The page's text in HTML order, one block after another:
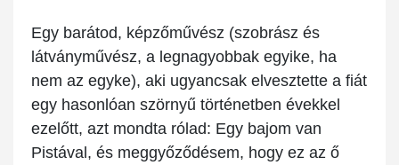
Egy barátod, képzőművész (szobrász és
látványművész, a legnagyobbak egyike, ha
nem az egyke), aki ugyancsak elvesztette a fiát
egy hasonlóan szörnyű történetben évekkel
ezelőtt, azt mondta rólad: Egy bajom van
Pistával, és meggyőződésem, hogy ez az ő